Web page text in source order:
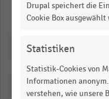
Merken
Drupal speichert die
Cookie Box ausgewählt
Statistiken
Statistik-Cookies von
Informationen
verstehen, wie unsere